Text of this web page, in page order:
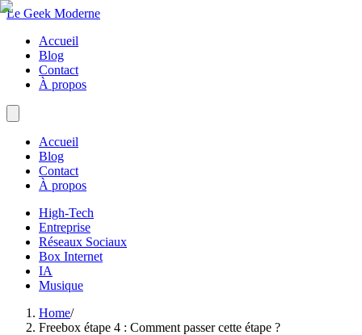
Le Geek Moderne
Accueil
Blog
Contact
À propos
Accueil
Blog
Contact
À propos
High-Tech
Entreprise
Réseaux Sociaux
Box Internet
IA
Musique
Home/
Freebox étape 4 : Comment passer cette étape ?